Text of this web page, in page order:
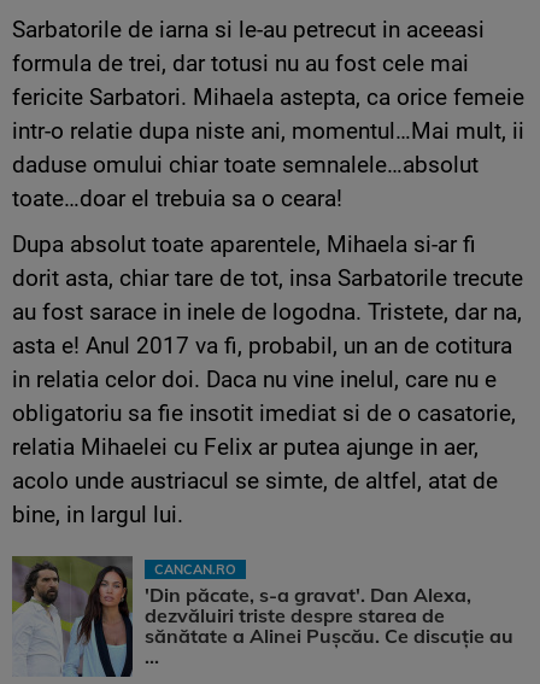
Sarbatorile de iarna si le-au petrecut in aceeasi
formula de trei, dar totusi nu au fost cele mai
fericite Sarbatori. Mihaela astepta, ca orice femeie
intr-o relatie dupa niste ani, momentul…Mai mult, ii
daduse omului chiar toate semnalele…absolut
toate…doar el trebuia sa o ceara!
Dupa absolut toate aparentele, Mihaela si-ar fi
dorit asta, chiar tare de tot, insa Sarbatorile trecute
au fost sarace in inele de logodna. Tristete, dar na,
asta e! Anul 2017 va fi, probabil, un an de cotitura
in relatia celor doi. Daca nu vine inelul, care nu e
obligatoriu sa fie insotit imediat si de o casatorie,
relatia Mihaelei cu Felix ar putea ajunge in aer,
acolo unde austriacul se simte, de altfel, atat de
bine, in largul lui.
CANCAN.RO
'Din păcate, s-a gravat'. Dan Alexa,
dezvăluiri triste despre starea de
sănătate a Alinei Pușcău. Ce discuție au
...